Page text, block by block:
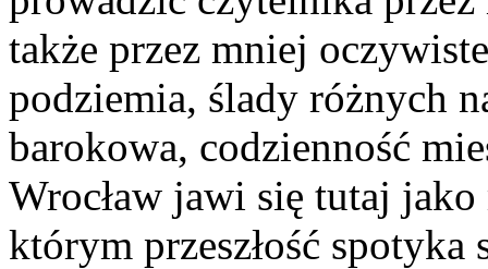
także przez mniej
podziemia, ślady różnych
barokowa, codzienność
Wrocław jawi się tutaj jako
którym przeszłość spotyka